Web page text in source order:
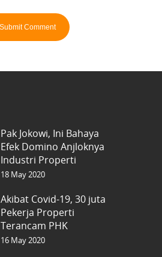
Pak Jokowi, Ini Bahaya
Efek Domino Anjloknya
Industri Properti
18 May 2020
Akibat Covid-19, 30 juta
Pekerja Properti
Terancam PHK
16 May 2020